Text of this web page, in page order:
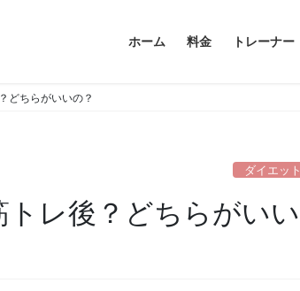
ホーム 料金 トレーナー
どちらがいいの？
ダイエット
レ後？どちらがいい